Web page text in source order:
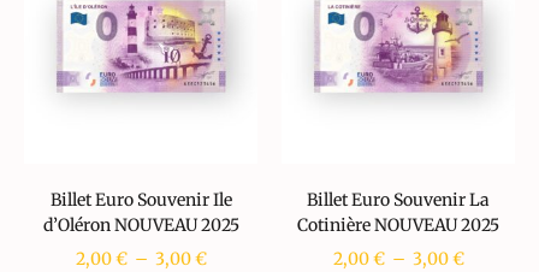
Billet Euro Souvenir Ile
d’Oléron NOUVEAU 2025
2,00€ – 3,00€
Billet Euro Souvenir La
Cotinière NOUVEAU 2025
2,00€ – 3,00€